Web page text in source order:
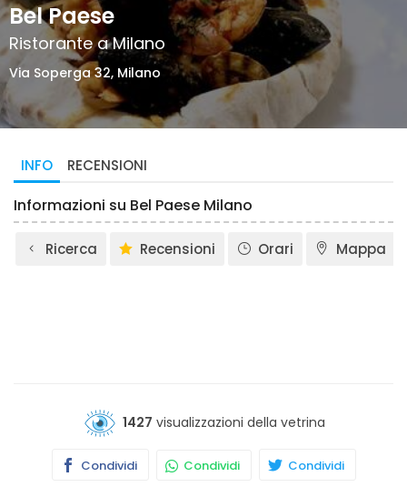
Bel Paese
Ristorante a Milano
Via Soperga 32, Milano
INFO RECENSIONI
Informazioni su Bel Paese Milano
Ricerca Recensioni Orari Mappa
1427 visualizzazioni della vetrina
Condividi Condividi Condividi